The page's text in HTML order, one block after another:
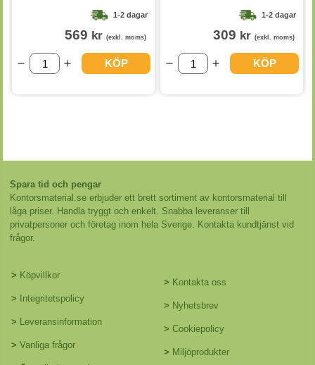
1-2 dagar
569 kr (exkl. moms)
KÖP
1-2 dagar
309 kr (exkl. moms)
KÖP
Spara tid och pengar
Kontorsmaterial.se erbjuder ett brett sortiment av kontorsmaterial till
låga priser. Handla tryggt och enkelt. Snabba leveranser till
privatpersoner och företag inom hela Sverige. Kontakta kundtjänst vid
frågor.
> Köpvillkor
> Integritetspolicy
> Leveransinformation
> Vanliga frågor
> Kontakta oss
> Nyhetsbrev
> Cookiepolicy
> Miljöprodukter